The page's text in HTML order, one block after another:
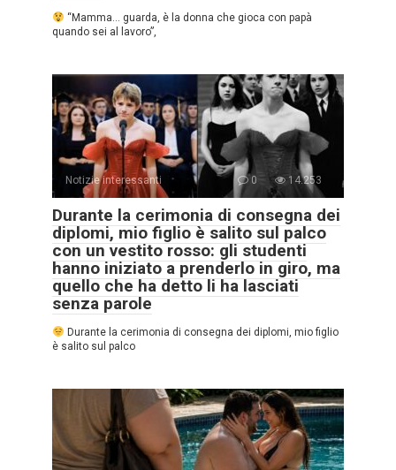
“Mamma… guarda, è la donna che gioca con papà
quando sei al lavoro”,
Notizie interessanti 0 14.253
Durante la cerimonia di consegna dei
diplomi, mio figlio è salito sul palco
con un vestito rosso: gli studenti
hanno iniziato a prenderlo in giro, ma
quello che ha detto li ha lasciati
senza parole
Durante la cerimonia di consegna dei diplomi, mio figlio
è salito sul palco